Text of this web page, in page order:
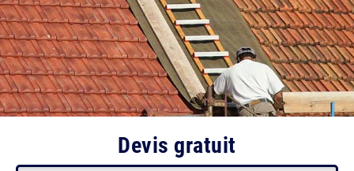
Devis gratuit